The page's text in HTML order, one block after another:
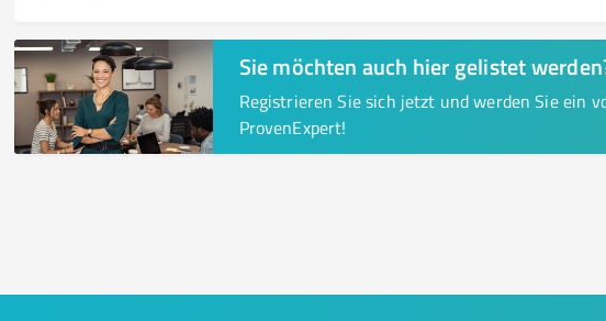
Sie möchten auch hier gelistet
Registrieren Sie sich jetzt und werden Sie ein
ProvenExpert!